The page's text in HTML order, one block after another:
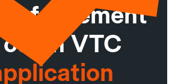
facilement
ou un VTC